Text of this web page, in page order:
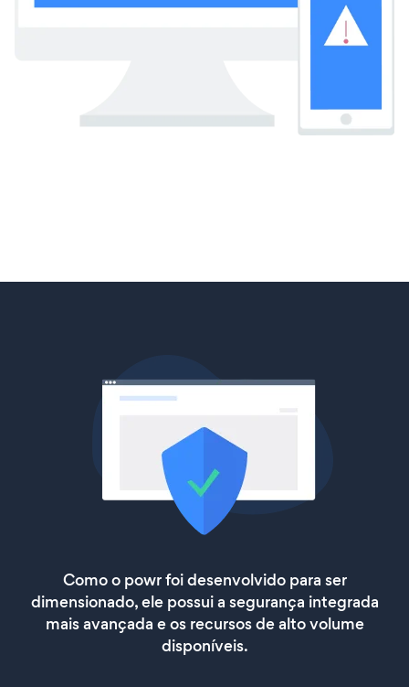
Como o powr foi desenvolvido para ser
dimensionado, ele possui a segurança integrada
mais avançada e os recursos de alto volume
disponíveis.